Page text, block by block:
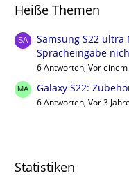
Heiße Themen
Samsung S22
Spracheingabe
6 Antworten, Vor einem
Galaxy S22:
6 Antworten, Vor 3
Statistiken